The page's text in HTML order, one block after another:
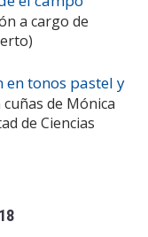
a cargo de
en tonos pastel y
de Mónica
de Ciencias